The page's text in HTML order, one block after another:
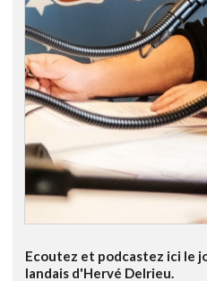
Ecoutez et podcastez ici le
landais d'Hervé Delrieu.